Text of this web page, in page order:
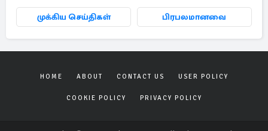
முக்கிய செய்திகள் பிரபலமானவை
HOME ABOUT CONTACT US USER POLICY
COOKIE POLICY PRIVACY POLICY